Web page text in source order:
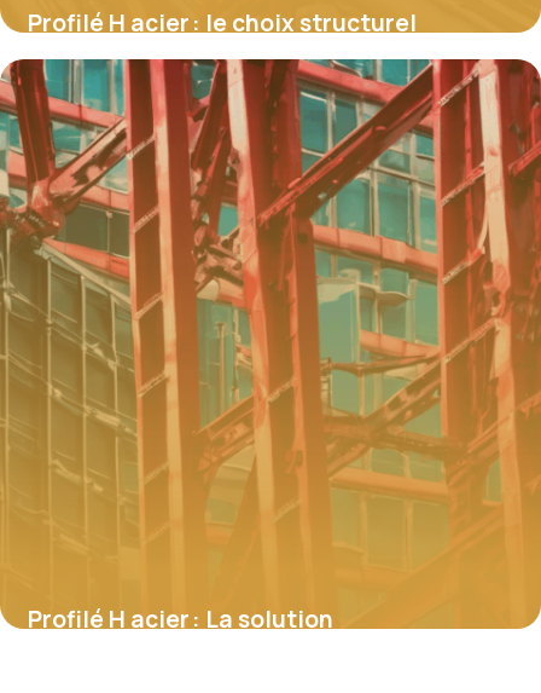
Profilé H acier : le choix structurel
performant pour la construction
métallique
4 juillet 2025
Profilé H acier : La solution